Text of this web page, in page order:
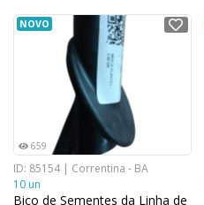
NOVO
659
ID: 85154 | Correntina - BA
10 un
Bico de Sementes da Linha de